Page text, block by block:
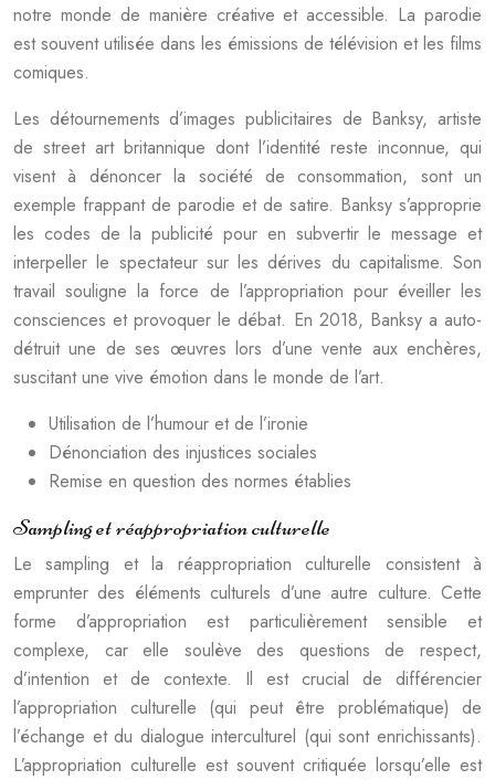
notre monde de manière créative et accessible. La parodie
est souvent utilisée dans les émissions de télévision et les films
comiques.
Les détournements d’images publicitaires de Banksy, artiste
de street art britannique dont l’identité reste inconnue, qui
visent à dénoncer la société de consommation, sont un
exemple frappant de parodie et de satire. Banksy s’approprie
les codes de la publicité pour en subvertir le message et
interpeller le spectateur sur les dérives du capitalisme. Son
travail souligne la force de l’appropriation pour éveiller les
consciences et provoquer le débat. En 2018, Banksy a auto-
détruit une de ses œuvres lors d’une vente aux enchères,
suscitant une vive émotion dans le monde de l’art.
Utilisation de l’humour et de l’ironie
Dénonciation des injustices sociales
Remise en question des normes établies
Sampling et réappropriation culturelle
Le sampling et la réappropriation culturelle consistent à
emprunter des éléments culturels d’une autre culture. Cette
forme d’appropriation est particulièrement sensible et
complexe, car elle soulève des questions de respect,
d’intention et de contexte. Il est crucial de différencier
l’appropriation culturelle (qui peut être problématique) de
l’échange et du dialogue interculturel (qui sont enrichissants).
L’appropriation culturelle est souvent critiquée lorsqu’elle est